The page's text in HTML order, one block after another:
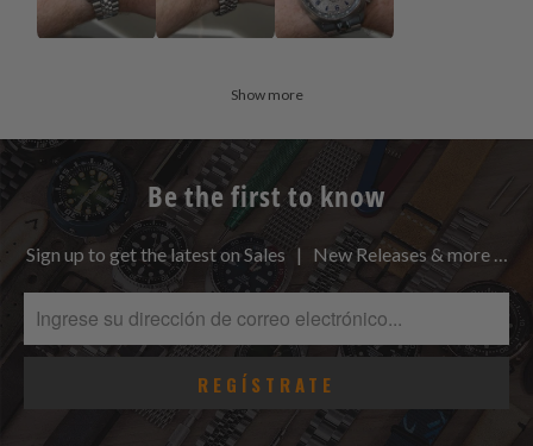
Show more
Be the first to know
Sign up to get the latest on Sales | New Releases & more …